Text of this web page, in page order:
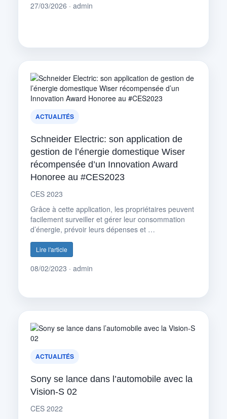
27/03/2026 · admin
ACTUALITÉS
Schneider Electric: son application de
gestion de l’énergie domestique Wiser
récompensée d’un Innovation Award
Honoree au #CES2023
CES 2023
Grâce à cette application, les propriétaires peuvent
facilement surveiller et gérer leur consommation
d’énergie, prévoir leurs dépenses et …
Lire l'article
08/02/2023 · admin
ACTUALITÉS
Sony se lance dans l’automobile avec la
Vision-S 02
CES 2022